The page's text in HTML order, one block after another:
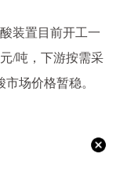
装置目前开工一
/吨，下游按需采
场价格暂稳。